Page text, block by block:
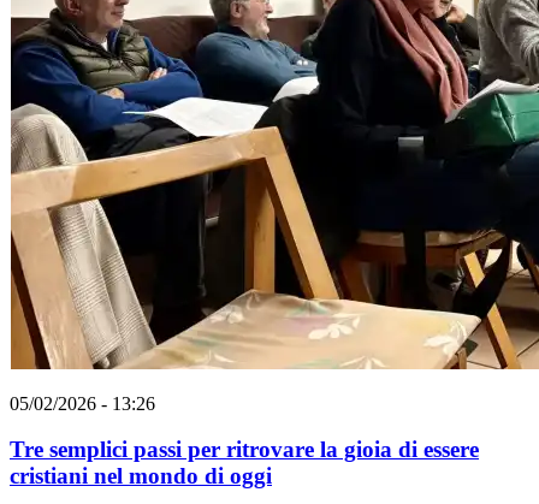
05/02/2026 - 13:26
Tre semplici passi per ritrovare la gioia di essere
cristiani nel mondo di oggi